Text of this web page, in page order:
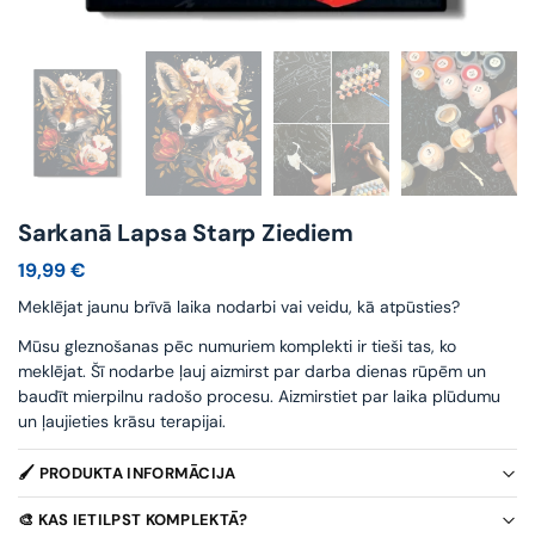
Sarkanā Lapsa Starp Ziediem
19,99€
Meklējat jaunu brīvā laika nodarbi vai veidu, kā atpūsties?
Mūsu gleznošanas pēc numuriem komplekti ir tieši tas, ko
meklējat. Šī nodarbe ļauj aizmirst par darba dienas rūpēm un
baudīt mierpilnu radošo procesu. Aizmirstiet par laika plūdumu
un ļaujieties krāsu terapijai.
🖌️ PRODUKTA INFORMĀCIJA
🎨 KAS IETILPST KOMPLEKTĀ?